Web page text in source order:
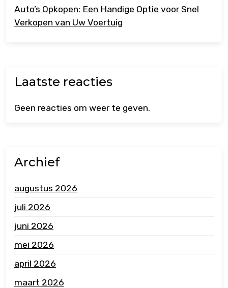
Auto’s Opkopen: Een Handige Optie voor Snel
Verkopen van Uw Voertuig
Laatste reacties
Geen reacties om weer te geven.
Archief
augustus 2026
juli 2026
juni 2026
mei 2026
april 2026
maart 2026